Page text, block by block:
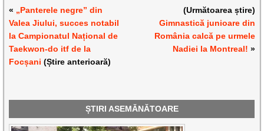
« „Panterele negre” din
Valea Jiului, succes notabil
la Campionatul Național de
Taekwon-do itf de la
Focșani (Știre anterioară)
(Următoarea știre)
Gimnastică junioare din
România calcă pe urmele
Nadiei la Montreal! »
ȘTIRI ASEMĂNĂTOARE